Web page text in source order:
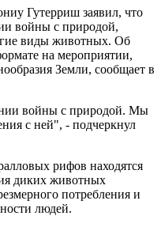
Гутерриш заявил, что
войны с природой,
виды животных. Об
на мероприятии,
Земли, сообщает в
войны с природой. Мы
с ней", - подчеркнул
рифов находятся
диких животных
потребления и
людей.